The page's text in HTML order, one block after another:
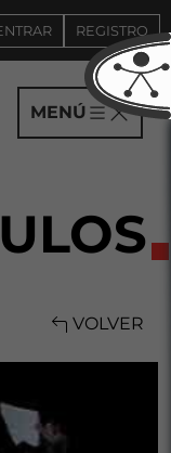
REGISTRO
MENÚ
VOLVER